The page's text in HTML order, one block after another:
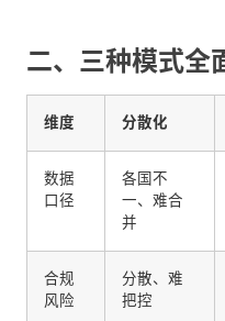
二、三种模式全
维度 分散化
数据
口径
各国不
一、难合
并
合规
风险
分散、难
把控